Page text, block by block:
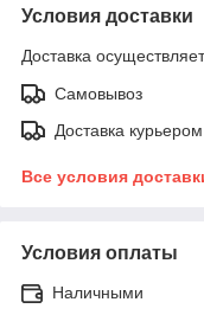
Условия доставки
Доставка
Самовывоз
Доставка курьером
Все условия
Условия оплаты
Наличными